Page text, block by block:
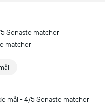
Senaste matcher
matcher
mål - 4/5 Senaste matcher